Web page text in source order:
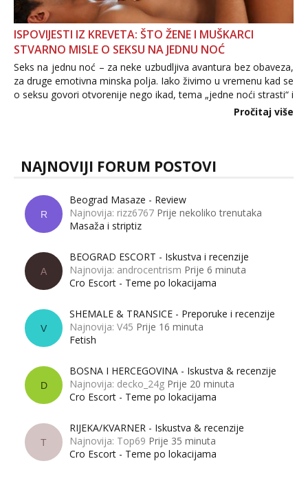
ISPOVIJESTI IZ KREVETA: ŠTO ŽENE I MUŠKARCI
STVARNO MISLE O SEKSU NA JEDNU NOĆ
Seks na jednu noć – za neke uzbudljiva avantura bez obaveza,
za druge emotivna minska polja. Iako živimo u vremenu kad se
o seksu govori otvorenije nego ikad, tema „jedne noći strasti“ i
dalje izaziva burne rasprave. Što zapravo misle žene, a što
Pročitaj više
NAJNOVIJI FORUM POSTOVI
R
Beograd Masaze - Review
Najnovija: rizz6767 Prije nekoliko trenutaka
Masaža i striptiz
A
BEOGRAD ESCORT - Iskustva i recenzije
Najnovija: androcentrism Prije 6 minuta
Cro Escort - Teme po lokacijama
V
SHEMALE & TRANSICE - Preporuke i recenzije
Najnovija: V45 Prije 16 minuta
Fetish
D
BOSNA I HERCEGOVINA - Iskustva & recenzije
Najnovija: decko_24g Prije 20 minuta
Cro Escort - Teme po lokacijama
T
RIJEKA/KVARNER - Iskustva & recenzije
Najnovija: Top69 Prije 35 minuta
Cro Escort - Teme po lokacijama